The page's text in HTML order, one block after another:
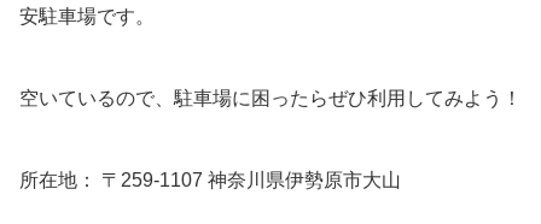
安駐車場です。
空いているので、駐車場に困ったらぜひ利用してみよう！
所在地： 〒259-1107 神奈川県伊勢原市大山